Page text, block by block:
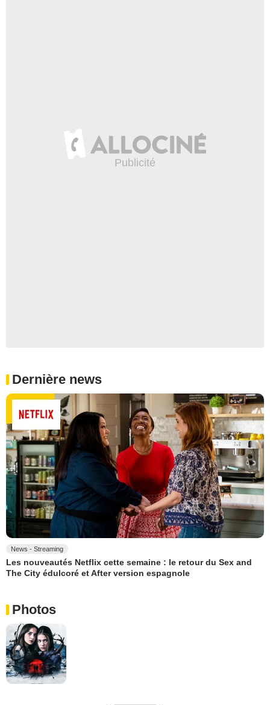
Dernière news
News - Streaming
Les nouveautés Netflix cette semaine : le retour du Sex and
The City édulcoré et After version espagnole
Photos